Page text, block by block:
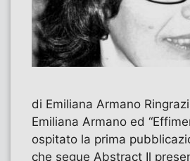
di Emiliana Armano
Emiliana Armano ed
ospitato la prima
che segue Abstract Il